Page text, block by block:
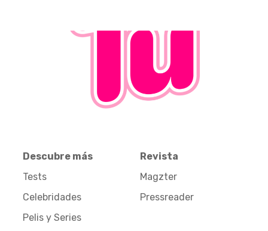
Descubre más
Tests
Celebridades
Pelis y Series
Revista
Magzter
Pressreader